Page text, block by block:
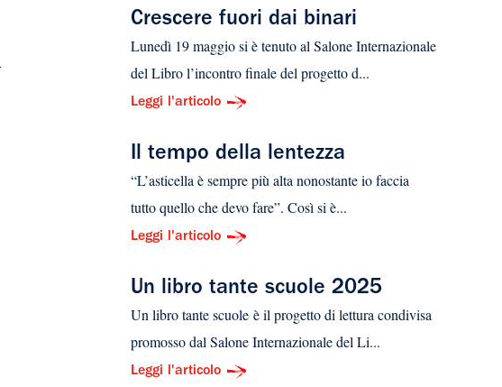
Crescere fuori dai binari
Lunedì 19 maggio si è tenuto al Salone Internazionale
del Libro l’incontro finale del progetto d...
Leggi l'articolo
Il tempo della lentezza
“L’asticella è sempre più alta nonostante io faccia
tutto quello che devo fare”. Così si è...
Leggi l'articolo
Un libro tante scuole 2025
Un libro tante scuole è il progetto di lettura condivisa
promosso dal Salone Internazionale del Li...
Leggi l'articolo